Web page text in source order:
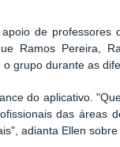
de professores
Ramos Pereira,
grupo durante as
do aplicativo.
das áreas
adianta Ellen